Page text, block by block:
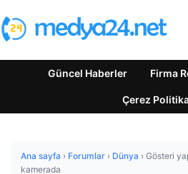
Güncel Haberler Firma
Çerez
Ana sayfa › Forumlar › Dünya › Gösteri
kamerada